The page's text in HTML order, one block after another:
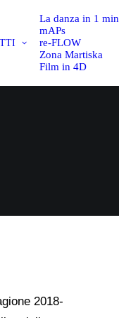
La danza in 1
mAPs
re-FLOW
Zona Martiska
Film in 4D
2018-